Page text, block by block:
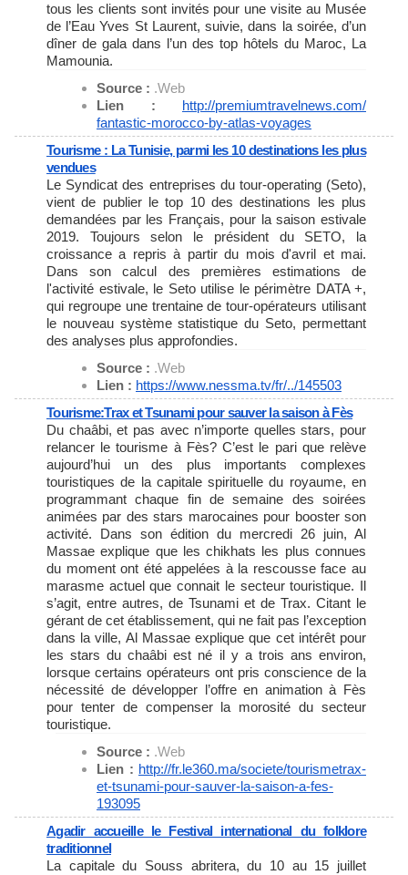
tous les clients sont invités pour une visite au Musée
de l’Eau Yves St Laurent, suivie, dans la soirée, d’un
dîner de gala dans l’un des top hôtels du Maroc, La
Mamounia.
Source : .Web
Lien : http://premiumtravelnews.com/
fantastic-morocco-by-atlas-voyages
Tourisme : La Tunisie, parmi les 10 destinations les plus
vendues
Le Syndicat des entreprises du tour-operating (Seto),
vient de publier le top 10 des destinations les plus
demandées par les Français, pour la saison estivale
2019. Toujours selon le président du SETO, la
croissance a repris à partir du mois d'avril et mai.
Dans son calcul des premières estimations de
l'activité estivale, le Seto utilise le périmètre DATA +,
qui regroupe une trentaine de tour-opérateurs utilisant
le nouveau système statistique du Seto, permettant
des analyses plus approfondies.
Source : .Web
Lien : https://www.nessma.tv/fr/../145503
Tourisme:Trax et Tsunami pour sauver la saison à Fès
Du chaâbi, et pas avec n’importe quelles stars, pour
relancer le tourisme à Fès? C’est le pari que relève
aujourd’hui un des plus importants complexes
touristiques de la capitale spirituelle du royaume, en
programmant chaque fin de semaine des soirées
animées par des stars marocaines pour booster son
activité. Dans son édition du mercredi 26 juin, Al
Massae explique que les chikhats les plus connues
du moment ont été appelées à la rescousse face au
marasme actuel que connait le secteur touristique. Il
s’agit, entre autres, de Tsunami et de Trax. Citant le
gérant de cet établissement, qui ne fait pas l’exception
dans la ville, Al Massae explique que cet intérêt pour
les stars du chaâbi est né il y a trois ans environ,
lorsque certains opérateurs ont pris conscience de la
nécessité de développer l’offre en animation à Fès
pour tenter de compenser la morosité du secteur
touristique.
Source : .Web
Lien : http://fr.le360.ma/societe/tourismetrax-
et-tsunami-pour-sauver-la-saison-a-fes-
193095
Agadir accueille le Festival international du folklore
traditionnel
La capitale du Souss abritera, du 10 au 15 juillet